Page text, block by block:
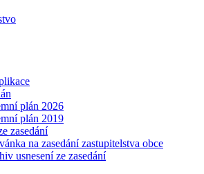
plán 2026
plán 2019
zasedání
na zasedání zastupitelstva obce
usnesení ze zasedání